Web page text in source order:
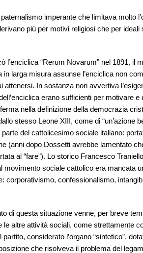
imperante che limitava molto
più per motivi religiosi che per ideali
l’enciclica “Rerum Novarum” nel 1891, il
in larga misura assunse l’enciclica non
attenersi. In sostanza non avvertiva
erano sufficienti per motivare
nella definizione della democrazia
stesso Leone XIII, come di “un’azione
del cattolicesimo sociale italiano:
(anni dopo Dossetti avrebbe lamentato
al “fare”). Lo storico Francesco
movimento sociale cattolico era mancata
corporativismo, confessionalismo,
di questa situazione venne, per breve
le altre attività sociali, come strettamente
considerato l’organo “sintetico”,
che risolveva il problema del